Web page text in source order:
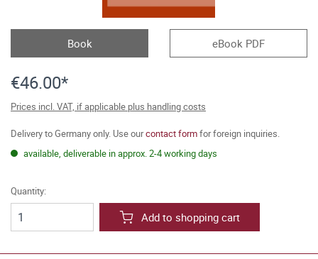
Book eBook PDF
€46.00*
Prices incl. VAT, if applicable plus handling costs
Delivery to Germany only. Use ourcontact formfor foreign inquiries.
available, deliverable in approx. 2-4 working days
Quantity:
Add to shopping cart